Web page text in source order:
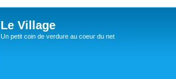
Le Village
Un petit coin de verdure au coeur du net